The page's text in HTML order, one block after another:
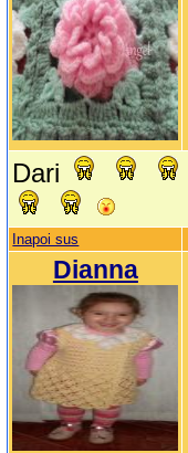
Dari
Inapoi sus
Dianna